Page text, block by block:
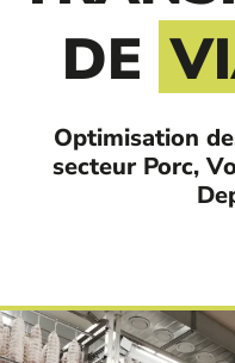
DE
Optimisation
secteur Porc,